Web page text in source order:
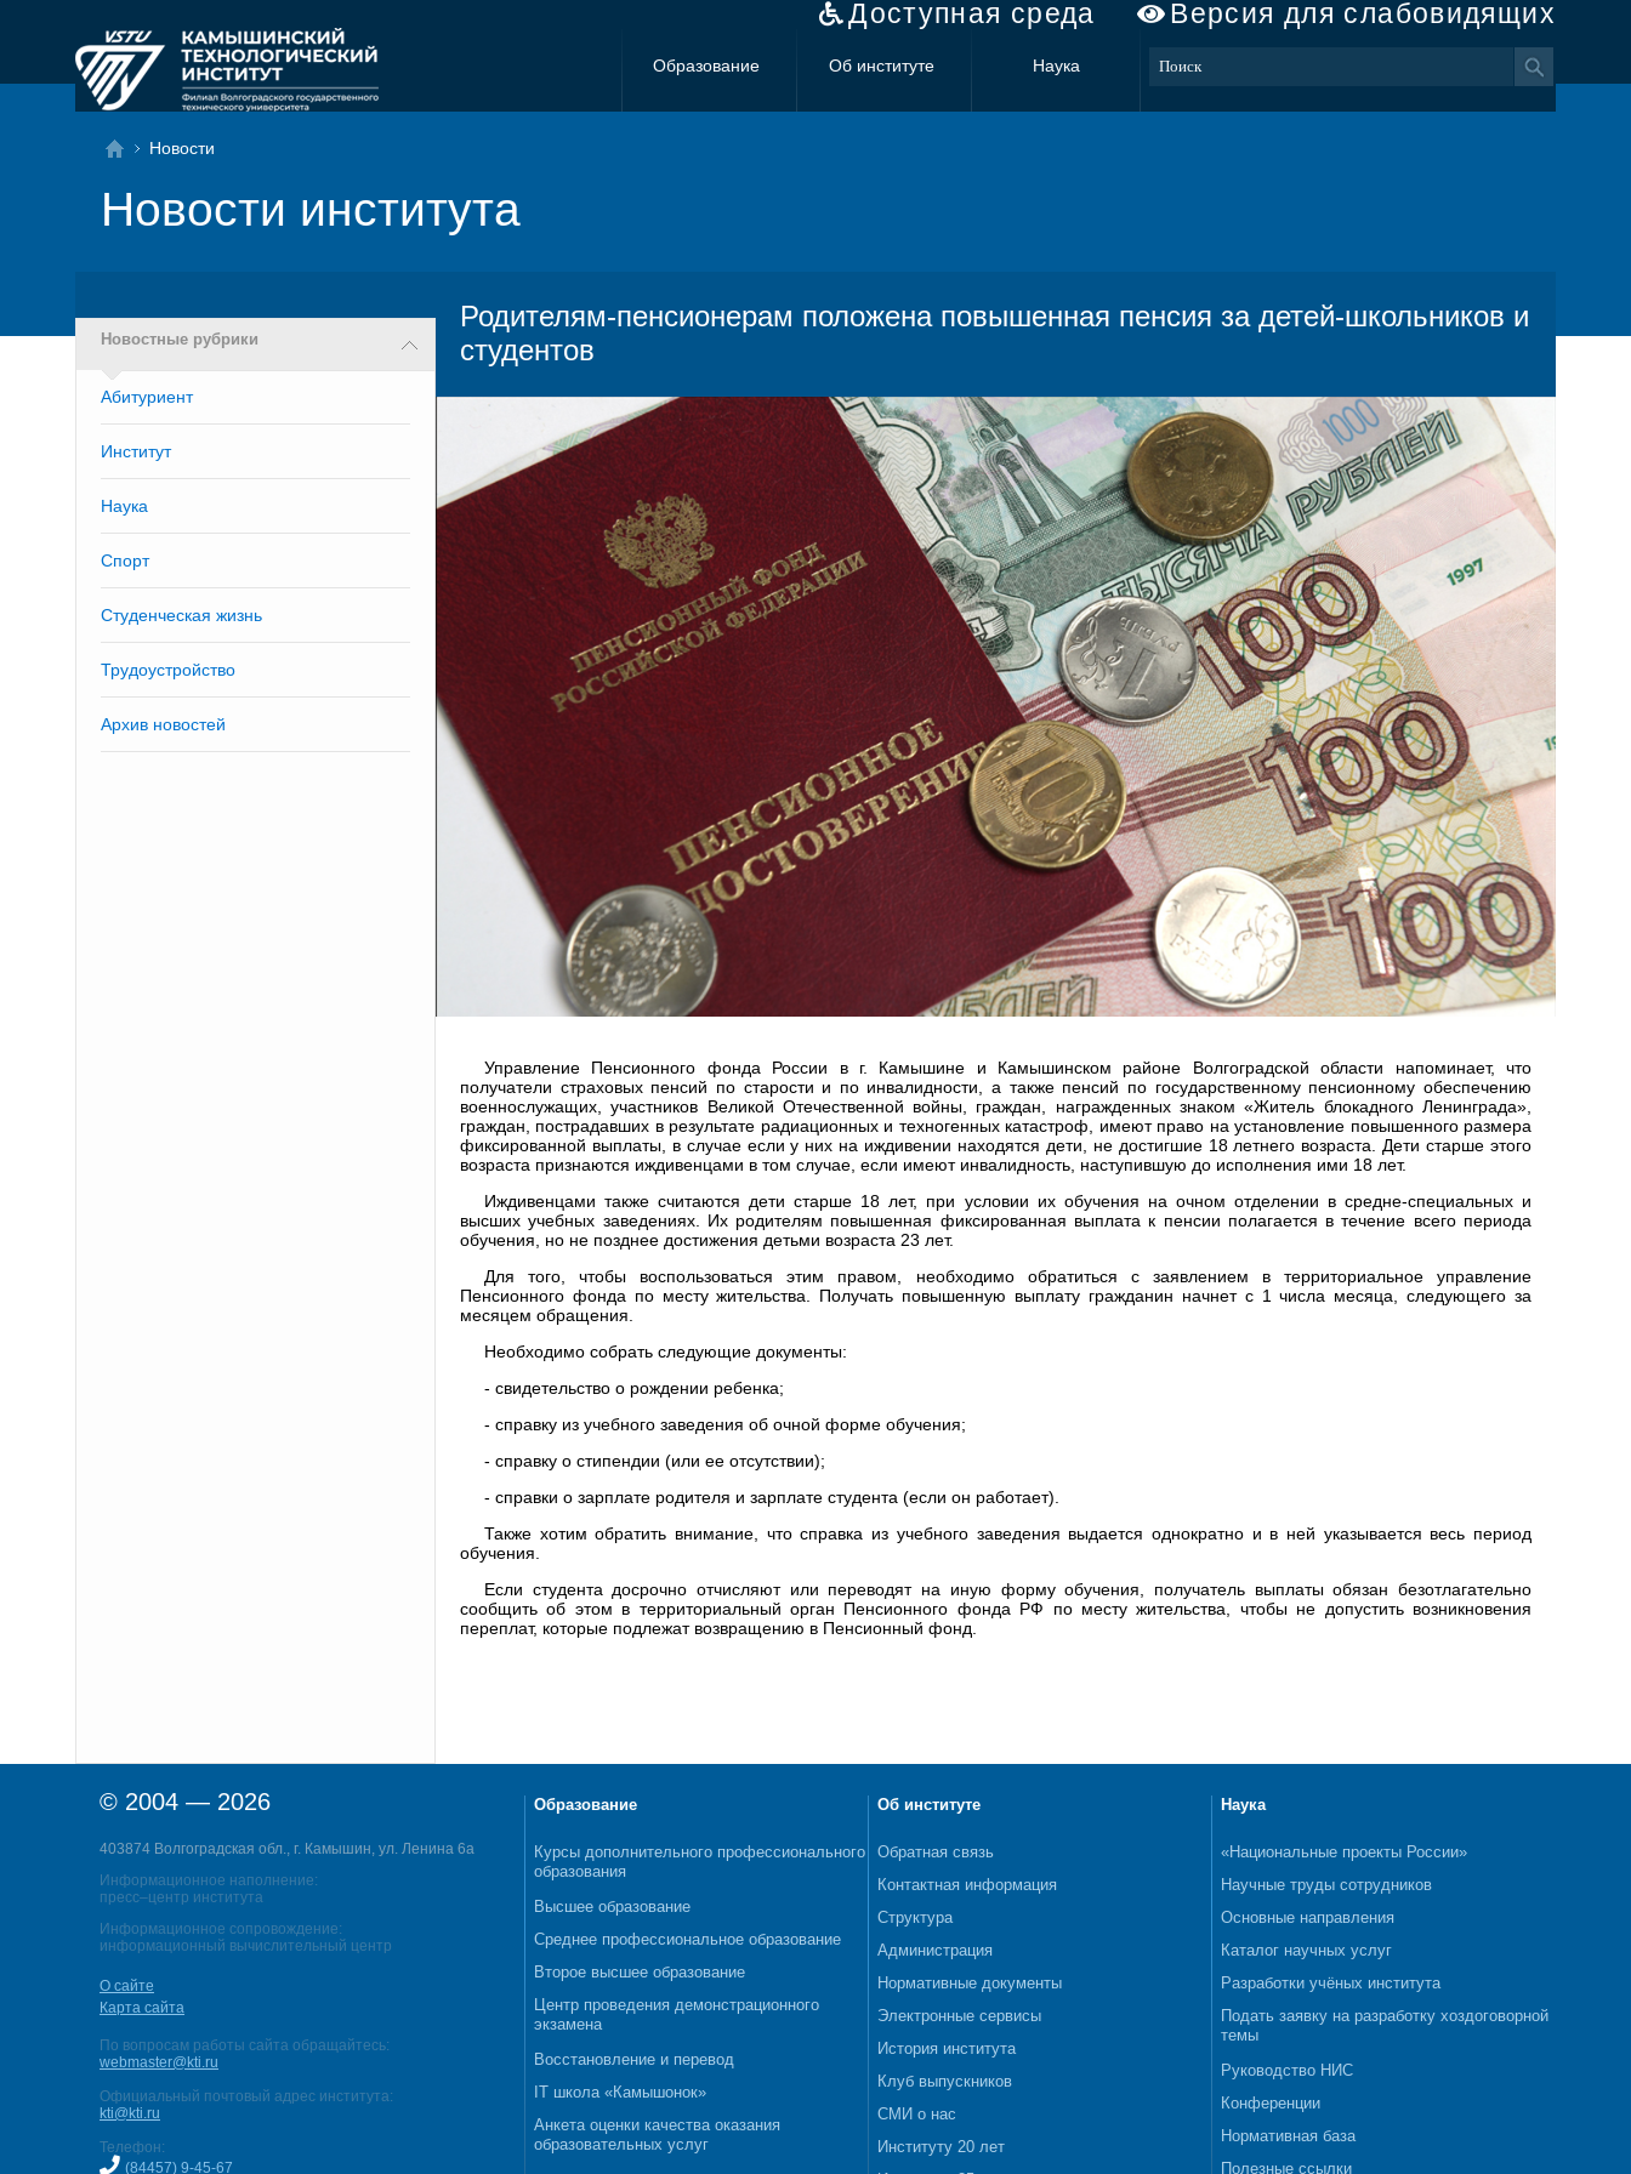
Доступная среда Версия для слабовидящих
Образование Об институте Наука
Новости
Новости института
Новостные рубрики
Абитуриент
Институт
Наука
Спорт
Студенческая жизнь
Трудоустройство
Архив новостей
Родителям-пенсионерам положена повышенная пенсия за детей-школьников и
студентов
Управление Пенсионного фонда России в г. Камышине и Камышинском районе Волгоградской области напоминает, что
получатели страховых пенсий по старости и по инвалидности, а также пенсий по государственному пенсионному обеспечению
военнослужащих, участников Великой Отечественной войны, граждан, награжденных знаком «Житель блокадного Ленинграда»,
граждан, пострадавших в результате радиационных и техногенных катастроф, имеют право на установление повышенного размера
фиксированной выплаты, в случае если у них на иждивении находятся дети, не достигшие 18 летнего возраста. Дети старше этого
возраста признаются иждивенцами в том случае, если имеют инвалидность, наступившую до исполнения ими 18 лет.
Иждивенцами также считаются дети старше 18 лет, при условии их обучения на очном отделении в средне-специальных и
высших учебных заведениях. Их родителям повышенная фиксированная выплата к пенсии полагается в течение всего периода
обучения, но не позднее достижения детьми возраста 23 лет.
Для того, чтобы воспользоваться этим правом, необходимо обратиться с заявлением в территориальное управление
Пенсионного фонда по месту жительства. Получать повышенную выплату гражданин начнет с 1 числа месяца, следующего за
месяцем обращения.
Необходимо собрать следующие документы:
- свидетельство о рождении ребенка;
- справку из учебного заведения об очной форме обучения;
- справку о стипендии (или ее отсутствии);
- справки о зарплате родителя и зарплате студента (если он работает).
Также хотим обратить внимание, что справка из учебного заведения выдается однократно и в ней указывается весь период
обучения.
Если студента досрочно отчисляют или переводят на иную форму обучения, получатель выплаты обязан безотлагательно
сообщить об этом в территориальный орган Пенсионного фонда РФ по месту жительства, чтобы не допустить возникновения
переплат, которые подлежат возвращению в Пенсионный фонд.
© 2004 — 2026
403874 Волгоградская обл., г. Камышин, ул. Ленина 6а
Информационное наполнение:
пресс–центр института
Информационное сопровождение:
информационный вычислительный центр
О сайте
Карта сайта
По вопросам работы сайта обращайтесь:
webmaster@kti.ru
Официальный почтовый адрес института:
kti@kti.ru
Телефон:
(84457) 9-45-67
Образование
Курсы дополнительного профессионального
образования
Высшее образование
Среднее профессиональное образование
Второе высшее образование
Центр проведения демонстрационного
экзамена
Восстановление и перевод
IT школа «Камышонок»
Анкета оценки качества оказания
образовательных услуг
Об институте
Обратная связь
Контактная информация
Структура
Администрация
Нормативные документы
Электронные сервисы
История института
Клуб выпускников
СМИ о нас
Институту 20 лет
Наука
«Национальные проекты России»
Научные труды сотрудников
Основные направления
Каталог научных услуг
Разработки учёных института
Подать заявку на разработку хоздоговорной
темы
Руководство НИС
Конференции
Нормативная база
Полезные ссылки